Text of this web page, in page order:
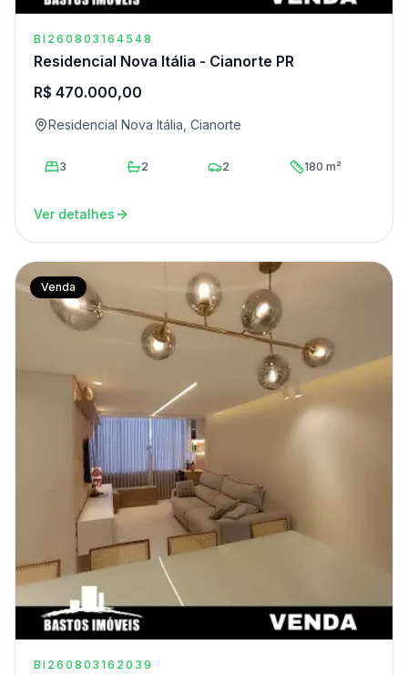
BI260803164548
Residencial Nova Itália - Cianorte PR
R$ 470.000,00
Residencial Nova Itália, Cianorte
3 2 2 180 m²
Ver detalhes
Venda
BI260803162039